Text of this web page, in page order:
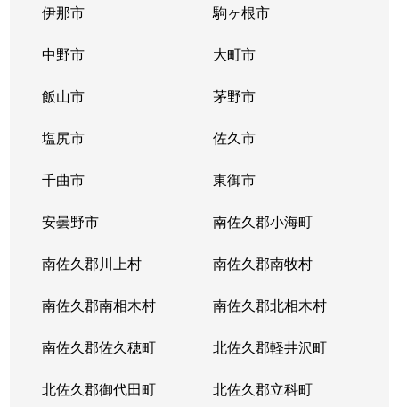
伊那市 駒ヶ根市
中野市 大町市
飯山市 茅野市
塩尻市 佐久市
千曲市 東御市
安曇野市 南佐久郡小海町
南佐久郡川上村 南佐久郡南牧村
南佐久郡南相木村 南佐久郡北相木村
南佐久郡佐久穂町 北佐久郡軽井沢町
北佐久郡御代田町 北佐久郡立科町